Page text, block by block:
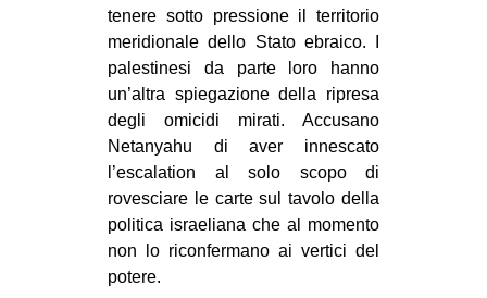
tenere sotto pressione il territorio
meridionale dello Stato ebraico. I
palestinesi da parte loro hanno
un’altra spiegazione della ripresa
degli omicidi mirati. Accusano
Netanyahu di aver innescato
l’escalation al solo scopo di
rovesciare le carte sul tavolo della
politica israeliana che al momento
non lo riconfermano ai vertici del
potere.